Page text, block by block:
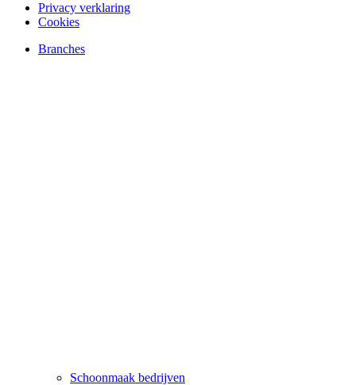
Privacy verklaring
Cookies
Branches
Schoonmaak bedrijven